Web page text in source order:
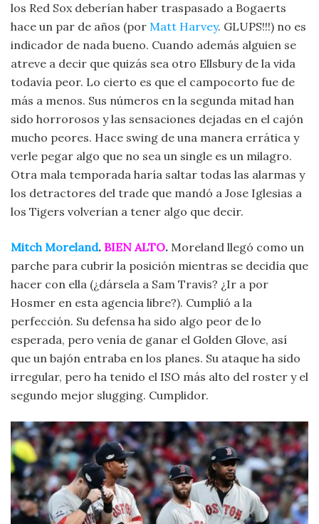
los Red Sox deberían haber traspasado a Bogaerts
hace un par de años (por Matt Harvey. GLUPS!!!) no es
indicador de nada bueno. Cuando además alguien se
atreve a decir que quizás sea otro Ellsbury de la vida
todavía peor. Lo cierto es que el campocorto fue de
más a menos. Sus números en la segunda mitad han
sido horrorosos y las sensaciones dejadas en el cajón
mucho peores. Hace swing de una manera errática y
verle pegar algo que no sea un single es un milagro.
Otra mala temporada haría saltar todas las alarmas y
los detractores del trade que mandó a Jose Iglesias a
los Tigers volverían a tener algo que decir.
Mitch Moreland. BIEN ALTO. Moreland llegó como un
parche para cubrir la posición mientras se decidía que
hacer con ella (¿dársela a Sam Travis? ¿Ir a por
Hosmer en esta agencia libre?). Cumplió a la
perfección. Su defensa ha sido algo peor de lo
esperada, pero venía de ganar el Golden Glove, así
que un bajón entraba en los planes. Su ataque ha sido
irregular, pero ha tenido el ISO más alto del roster y el
segundo mejor slugging. Cumplidor.